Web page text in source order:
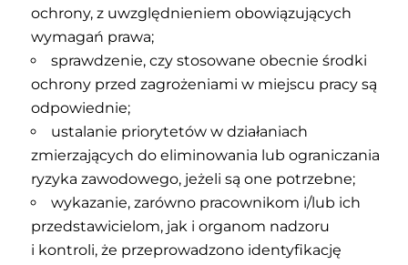
ochrony, z uwzględnieniem obowiązujących
wymagań prawa;
sprawdzenie, czy stosowane obecnie środki
ochrony przed zagrożeniami w miejscu pracy są
odpowiednie;
ustalanie priorytetów w działaniach
zmierzających do eliminowania lub ograniczania
ryzyka zawodowego, jeżeli są one potrzebne;
wykazanie, zarówno pracownikom i/lub ich
przedstawicielom, jak i organom nadzoru
i kontroli, że przeprowadzono identyfikację